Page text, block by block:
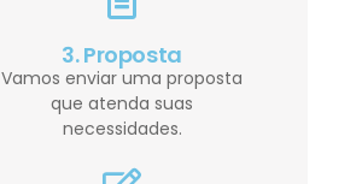
3. Proposta
Vamos enviar uma proposta
que atenda suas
necessidades.